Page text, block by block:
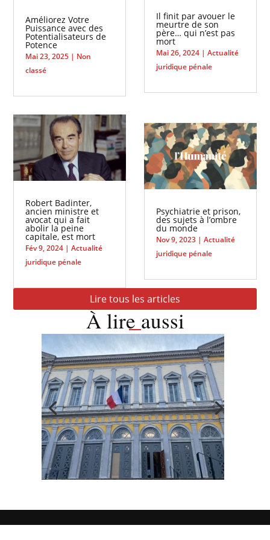
Améliorez Votre
Puissance avec des
Potentialisateurs de
Potence
Mai 23, 2025 | Non
classé
Il finit par avouer le
meurtre de son
père… qui n’est pas
mort
Mai 26, 2024 | Actualité
juridique pénale
Robert Badinter,
ancien ministre et
avocat qui a fait
abolir la peine
capitale, est mort
Fév 9, 2024 |Actualité
juridique pénale
Psychiatrie et prison,
des sujets à l’ombre
du monde
Nov 9, 2023 | Actualité
juridique pénale
Lire tous les articles
À lire aussi